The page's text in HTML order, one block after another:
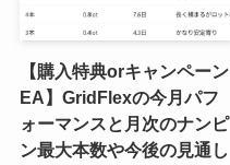
【購入特典orキャンペーン
EA】GridFlexの今月パフ
ォーマンスと月次のナンピ
ン最大本数や今後の見通し